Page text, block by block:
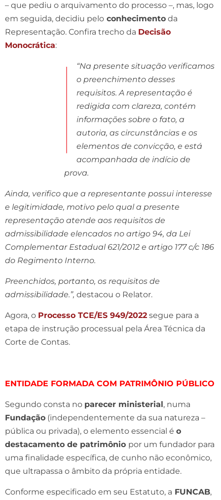
– que pediu o arquivamento do processo –, mas, logo
em seguida, decidiu pelo conhecimento da
Representação. Confira trecho da Decisão
Monocrática:
“Na presente situação verificamos
o preenchimento desses
requisitos. A representação é
redigida com clareza, contém
informações sobre o fato, a
autoria, as circunstâncias e os
elementos de convicção, e está
acompanhada de indício de
prova.
Ainda, verifico que a representante possui interesse
e legitimidade, motivo pelo qual a presente
representação atende aos requisitos de
admissibilidade elencados no artigo 94, da Lei
Complementar Estadual 621/2012 e artigo 177 c/c 186
do Regimento Interno.
Preenchidos, portanto, os requisitos de
admissibilidade.”, destacou o Relator.
Agora, o Processo TCE/ES 949/2022 segue para a
etapa de instrução processual pela Área Técnica da
Corte de Contas.
ENTIDADE FORMADA COM PATRIMÔNIO PÚBLICO
Segundo consta no parecer ministerial , numa
Fundação (independentemente da sua natureza –
pública ou privada), o elemento essencial é o
destacamento de patrimônio por um fundador para
uma finalidade específica, de cunho não econômico,
que ultrapassa o âmbito da própria entidade.
Conforme especificado em seu Estatuto, a FUNCAB,